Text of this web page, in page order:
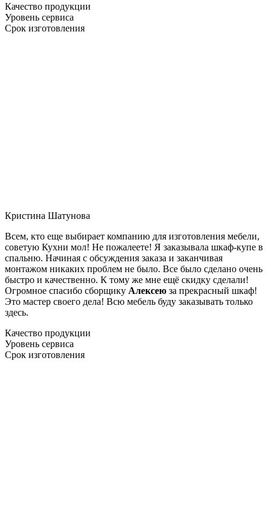
Качество продукции
Уровень сервиса
Срок изготовления
Кристина Шатунова
Всем, кто еще выбирает компанию для изготовления мебели,
советую Кухни мол! Не пожалеете! Я заказывала шкаф-купе в
спальню. Начиная с обсуждения заказа и заканчивая
монтажом никаких проблем не было. Все было сделано очень
быстро и качественно. К тому же мне ещё скидку сделали!
Огромное спасибо сборщику Алексею за прекрасный шкаф!
Это мастер своего дела! Всю мебель буду заказывать только
здесь.
Качество продукции
Уровень сервиса
Срок изготовления